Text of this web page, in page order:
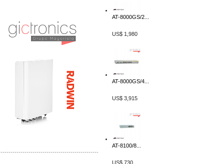
-------------------------------------------------
AT-8000GS/2...
US$ 1,980
AT-8000GS/4...
US$ 3,915
AT-8100/8...
US$ 730